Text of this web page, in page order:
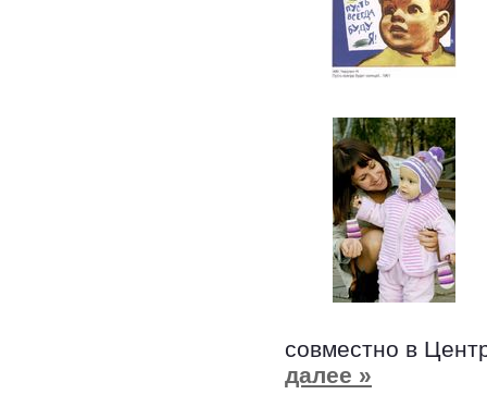
совместно в
далее »